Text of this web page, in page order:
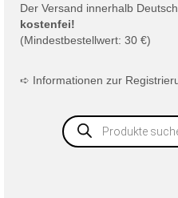
Der Versand innerhalb
kostenfei!
(Mindestbestellwert: 30 €)
➪ Informationen zur
Products
search